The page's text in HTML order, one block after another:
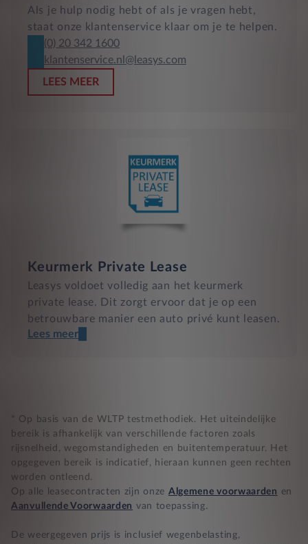
Als je hulp nodig hebt of als je vragen hebt,
staat onze klantenservice klaar om je te helpen.
(0) 20 342 1600
klantenservice.nl@leasys.com
LEES MEER
Keurmerk Private Lease
Leasys voldoet volledig aan het keurmerk
private lease. Dit zorgt ervoor dat je op een
betrouwbare manier een auto privé kunt leasen.
Nooit te hoge financiële lasten
BB 14 dagen bedenktijd
Zekerheid bij klachten
Lees meer
* Op basis van de WLTP testmethodiek. Het uiteindelijke
bereik is afhankelijk van verschillende factoren zoals
rijsnelheid, wegomstandigheden en buitentemperatuur. Het
opgegeven bereik is indicatief, hieraan kunnen geen rechten
worden ontleend.
Op alle leasecontracten zijn onze Algemene voorwaarden en
Aanvullende Voorwaarden van toepassing.
De weergegeven prijs is inclusief wegenbelasting,